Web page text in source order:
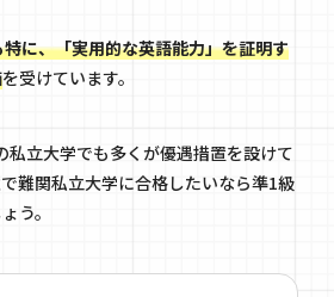
に、「実用的な英語能力」を証明す
を受けています。
私立大学でも多くが優遇措置を設けて
難関私立大学に合格したいなら準1級
う。